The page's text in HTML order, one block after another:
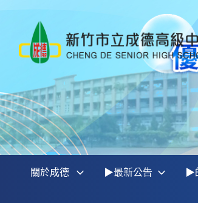
關於成德 ▶最新公告 ▶